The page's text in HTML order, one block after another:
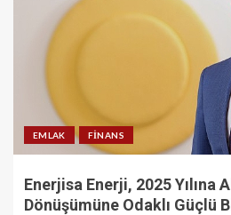
EMLAK FINANS
Enerjisa Enerji, 2025 Yılına
Dönüşümüne Odaklı Güçlü